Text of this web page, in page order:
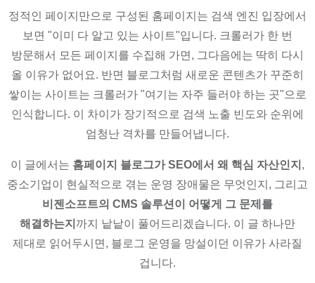
정적인 페이지만으로 구성된 홈페이지는 검색 엔진 입장에서
보면 "이미 다 알고 있는 사이트"입니다. 크롤러가 한 번
방문해서 모든 페이지를 수집해 가면, 그다음에는 딱히 다시
올 이유가 없어요. 반면 블로그처럼 새로운 콘텐츠가 꾸준히
쌓이는 사이트는 크롤러가 "여기는 자주 들러야 하는 곳"으로
인식합니다. 이 차이가 장기적으로 검색 노출 빈도와 순위에
엄청난 격차를 만들어냅니다.
이 글에서는 홈페이지 블로그가 SEO에서 왜 핵심 자산인지 ,
중소기업이 현실적으로 겪는 운영 장애물은 무엇인지, 그리고
비젠소프트의 CMS 솔루션이 어떻게 그 문제를
해결하는지 까지 낱낱이 풀어드리겠습니다. 이 글 하나만
제대로 읽어두시면, 블로그 운영을 망설이던 이유가 사라질
겁니다.